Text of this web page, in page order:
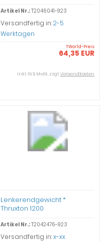
Artikel Nr.:T2046041-923
Versandfertig in:2-5
Werktagen
TWorld-Preis
64,35 EUR
inkl. 19 % MwSt. zzgl.Versandkosten
Lenkerendgewicht *
Thruxton 1200
Artikel Nr.:T2042476-923
Versandfertig in:x-xx